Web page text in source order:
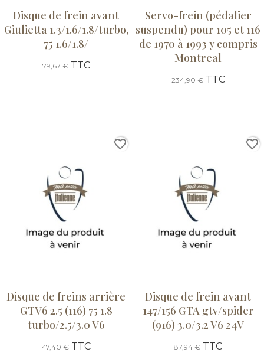
Disque de frein avant
Giulietta 1.3/1.6/1.8/turbo,
75 1.6/1.8/
79,67 €TTC
Servo-frein (pédalier
suspendu) pour 105 et 116
de 1970 à 1993 y compris
Montreal
234,90 €TTC
Disque de freins arrière
GTV6 2.5 (116) 75 1.8
turbo/2.5/3.0 V6
47,40 €TTC
favorite_border
Disque de frein avant
147/156 GTA gtv/spider
(916) 3.0/3.2 V6 24V
87,94 € TTC
favorite_border